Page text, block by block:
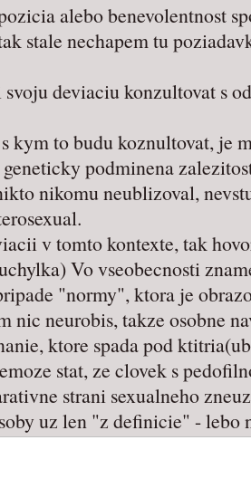
alebo benevolentnost
stale nechapem tu
deviaciu konzultovat s
kym to budu koznultovat, je
podminena
nikomu neublizoval,
v tomto kontexte, tak
Vo vseobecnosti
"normy", ktora je
nic neurobis, takze osobne
ktore spada pod
stat, ze clovek s
strani sexualneho
uz len "z definicie" - lebo